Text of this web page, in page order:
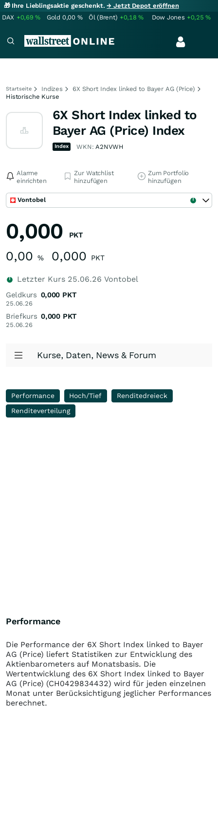
🎁 Ihre Lieblingsaktie geschenkt.→ Jetzt Depot eröffnen
DAX +0,69% Gold 0,00 % Öl (Brent) +0,18% Dow Jones +0,25%
Startseite Indizes
6X Short Index linked to Bayer AG (Price)
Historische Kurse
6X Short Index linked to
Bayer AG (Price) Index
Index WKN:A2NVWH
Alarme
einrichten
Zur Watchlist
hinzufügen
Zum Portfolio
hinzufügen
Vontobel
0,000 PKT
0,00 % 0,000 PKT
Letzter Kurs 25.06.26 Vontobel
Geldkurs
25.06.26
0,000 PKT
Briefkurs
25.06.26
0,000 PKT
Kurse, Daten, News & Forum
Performance Hoch/Tief
Renditedreieck
Renditeverteilung
Performance
Die Performance der 6X Short Index linked to Bayer
AG (Price) liefert Statistiken zur Entwicklung des
Aktienbarometers auf Monatsbasis. Die
Wertentwicklung des 6X Short Index linked to Bayer
AG (Price) (CH0429834432) wird für jeden einzelnen
Monat unter Berücksichtigung jeglicher Performances
berechnet.